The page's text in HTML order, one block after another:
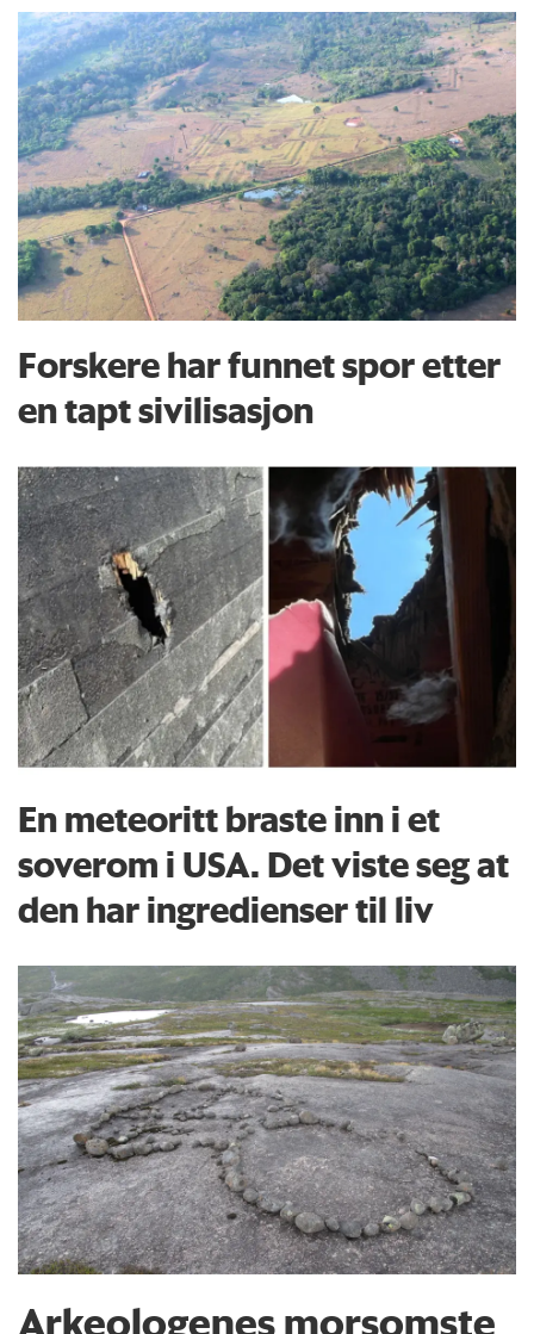
Forskere har funnet spor etter
en tapt sivilisasjon
En meteoritt braste inn i et
soverom i USA. Det viste seg at
den har ingredienser til liv
Arkeologenes morsomste